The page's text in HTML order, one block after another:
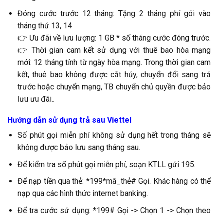
Đóng cước trước 12 tháng: Tặng 2 tháng phí gói vào
tháng thứ 13, 14
👉 Ưu đãi về lưu lượng: 1 GB * số tháng cước đóng trước.
👉 Thời gian cam kết sử dụng với thuê bao hòa mạng
mới: 12 tháng tính từ ngày hòa mạng. Trong thời gian cam
kết, thuê bao không được cắt hủy, chuyển đổi sang trả
trước hoặc chuyển mạng, TB chuyển chủ quyền được bảo
lưu ưu đãi..
Hướng dẫn sử dụng trả sau Viettel
Số phút gọi miễn phí không sử dụng hết trong tháng sẽ
không được bảo lưu sang tháng sau.
Để kiểm tra số phút gọi miễn phí, soạn KTLL gửi 195.
Để nạp tiền qua thẻ: *199*mã_thẻ# Gọi. Khác hàng có thể
nạp qua các hình thức internet banking.
Để tra cước sử dụng: *199# Gọi -> Chọn 1 -> Chọn theo